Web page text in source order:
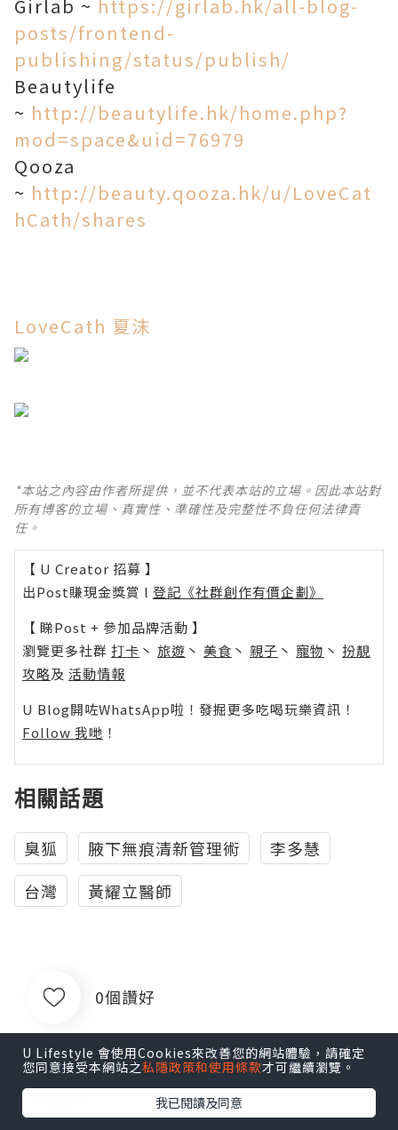
Girlab ~ https://girlab.hk/all-blog-
posts/frontend-
publishing/status/publish/
Beautylife
~ http://beautylife.hk/home.php?
mod=space&uid=76979
Qooza
~ http://beauty.qooza.hk/u/LoveCat
hCath/shares
LoveCath 夏沫
*本站之內容由作者所提供，並不代表本站的立場。因此本站對
所有博客的立場、真實性、準確性及完整性不負任何法律責
任。
【 U Creator 招募 】
出Post賺現金獎賞 l 登記《社群創作有價企劃》
【 睇Post + 參加品牌活動 】
瀏覽更多社群 打卡 丶 旅遊 丶 美食 丶 親子 丶 寵物 丶 扮靚
攻略及 活動情報
U Blog開咗WhatsApp啦！發掘更多吃喝玩樂資訊！
Follow 我哋 ！
相關話題
臭狐 腋下無痕清新管理術
李多慧
台灣
黃耀立醫師
0個讚好
收藏
U Lifestyle 會使用Cookies來改善您的網站體驗，請確定
您同意接受本網站之私隱政策和使用條款才可繼續瀏覽。
我已閱讀及同意